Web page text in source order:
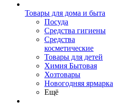
Товары для дома и быта
Посуда
Средства гигиены
Средства
косметические
Товары для детей
Химия Бытовая
Хозтовары
Новогодняя ярмарка
Ещё